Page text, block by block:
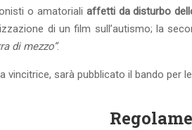
o amatoriali affetti da disturbo
di un film sull’autismo; la
di mezzo”.
vincitrice, sarà pubblicato il bando per